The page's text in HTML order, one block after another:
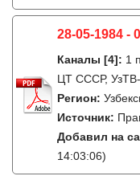
28-05-1984 -
Каналы [4]: 1
ЦТ СССР,
Регион:
Источник:
Добавил на
14:03:06)